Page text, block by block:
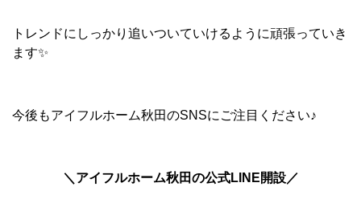
トレンドにしっかり追いついていけるように頑張っていき
ます✨
今後もアイフルホーム秋田のSNSにご注目ください♪
＼アイフルホーム秋田の公式LINE開設／